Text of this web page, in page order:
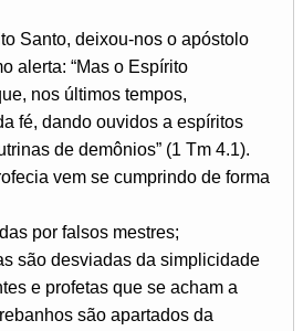
Santo, deixou-nos o apóstolo
alerta: “Mas o Espírito
nos últimos tempos,
fé, dando ouvidos a espíritos
de demônios” (1 Tm 4.1).
vem se cumprindo de forma
por falsos mestres;
são desviadas da simplicidade
e profetas que se acham a
são apartados da